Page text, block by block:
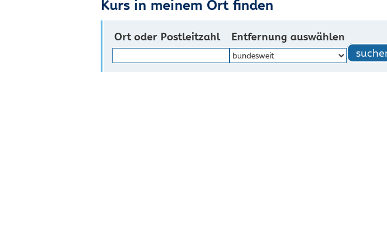
Kurs in meinem Ort finden
Ort oder Postleitzahl
Entfernung auswählen